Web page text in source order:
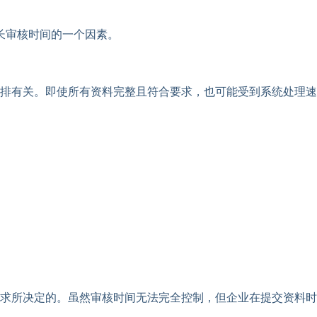
核时间的一个因素。
有关。即使所有资料完整且符合要求，也可能受到系统处理速
所决定的。虽然审核时间无法完全控制，但企业在提交资料时